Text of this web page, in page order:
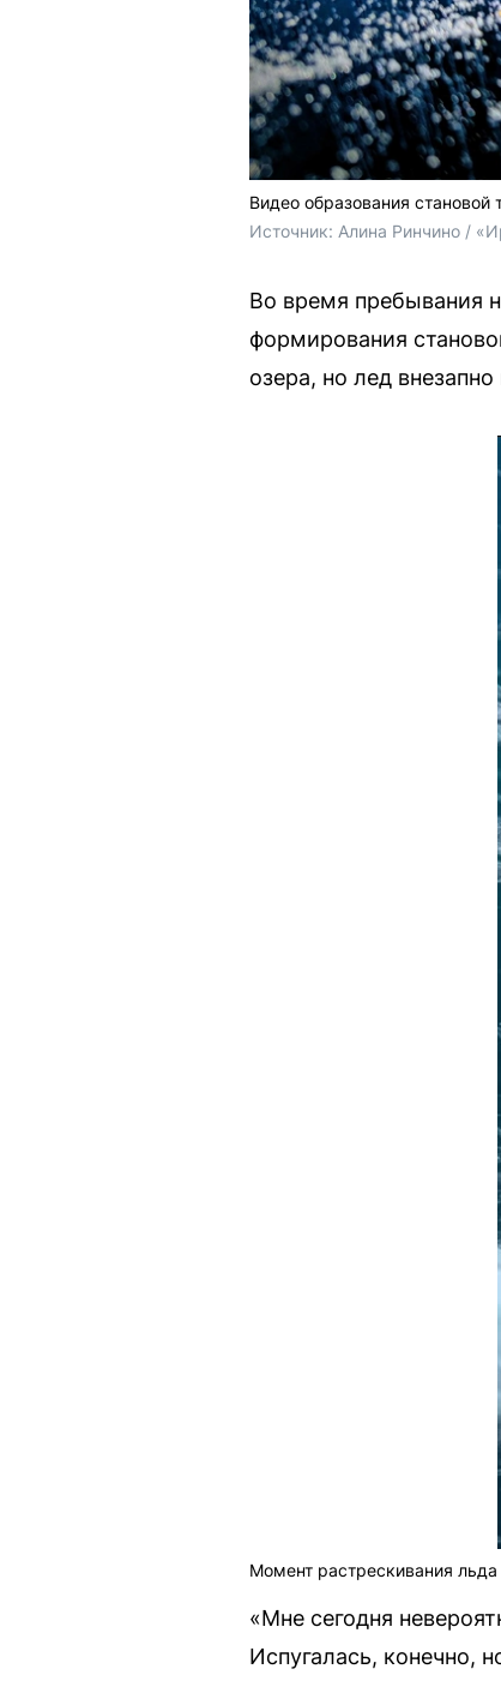
Видео образования
Источник: Алина Ринчино /
Во время пребывания
формирования
озера, но лед
Момент растрескивания
«Мне сегодня
Испугалась, конечно,